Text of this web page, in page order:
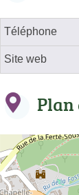
Téléphone
Site web
Plan